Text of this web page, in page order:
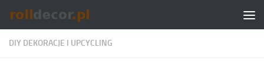
Skip to content
DIY DEKORACJE I UPCYCLING